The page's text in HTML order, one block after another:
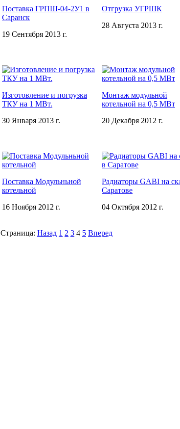
Поставка ГРПШ-04-2У1 в
Саранск
19 Сентября 2013 г.
Отгрузка УГРШК
28 Августа 2013 г.
Изготовление и погрузка
ТКУ на 1 МВт.
30 Января 2013 г.
Монтаж модульной
котельной на 0,5 МВт
20 Декабря 2012 г.
Поставка Модульньной
котельной
16 Ноября 2012 г.
Радиаторы GABI на
Саратове
04 Октября 2012 г.
Страница: Назад 1 2 3 4 5 Вперед